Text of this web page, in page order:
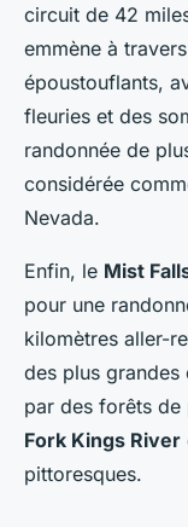
circuit de 42
emmène à
époustouflants,
fleuries et des
randonnée de
considérée
Nevada.
Enfin, le Mist
pour une
kilomètres aller-
des plus grandes
par des forêts de
Fork Kings River
pittoresques.